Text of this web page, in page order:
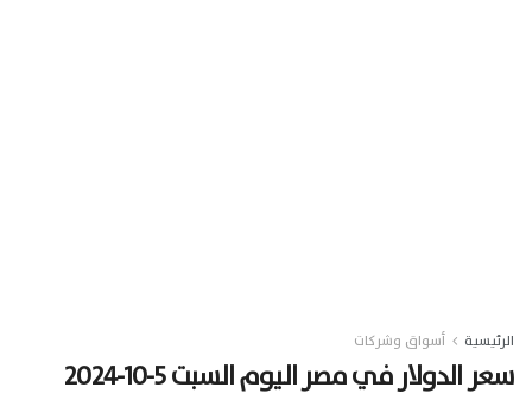
الرئيسية أسواق وشركات
سعر الدولار في مصر اليوم السبت 5-10-2024